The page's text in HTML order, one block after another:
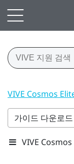
VIVE Cosmos
가이드 다운로드
VIVE